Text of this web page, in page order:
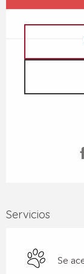
Servicios
Se